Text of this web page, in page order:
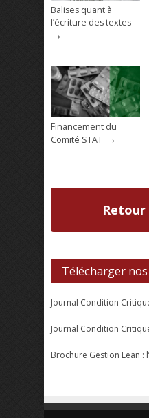
Balises quant à
l’écriture des textes
→
Financement du
Comité STAT →
Retour
Télécharger
Journal Condition
Journal Condition
Brochure Gestion Lean :